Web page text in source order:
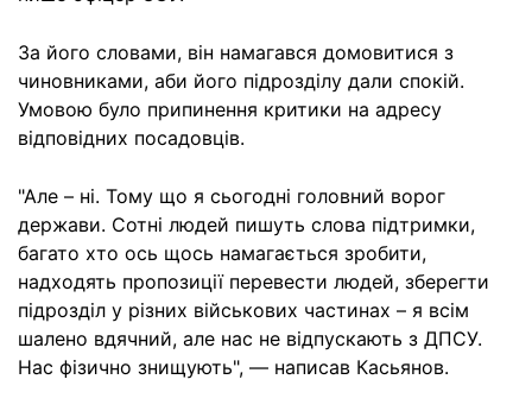
За його словами, він намагався домовитися з
чиновниками, аби його підрозділу дали спокій.
Умовою було припинення критики на адресу
відповідних посадовців.
"Але – ні. Тому що я сьогодні головний ворог
держави. Сотні людей пишуть слова підтримки,
багато хто ось щось намагається зробити,
надходять пропозиції перевести людей, зберегти
підрозділ у різних військових частинах – я всім
шалено вдячний, але нас не відпускають з ДПСУ.
Нас фізично знищують", — написав Касьянов.